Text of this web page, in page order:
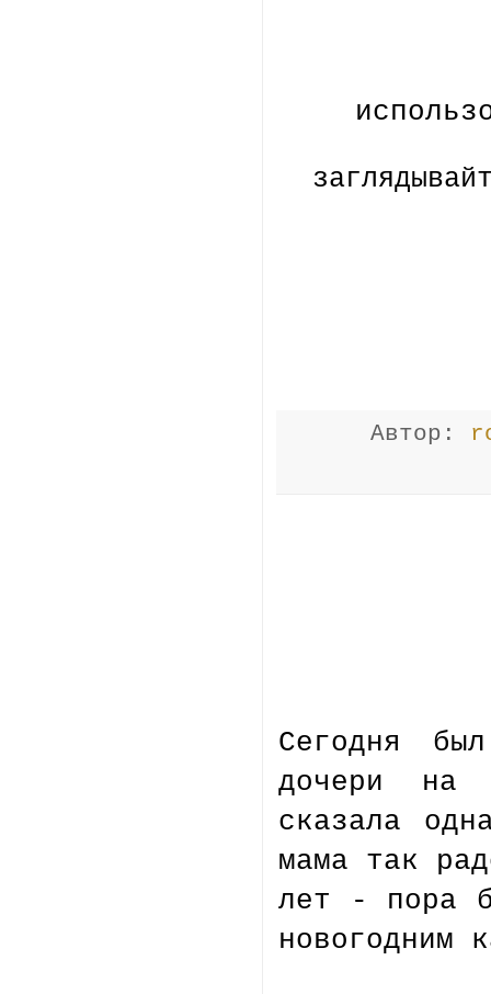
Автор:
Сегодня
дочери на
сказала
мама так
лет - пора
новогодним